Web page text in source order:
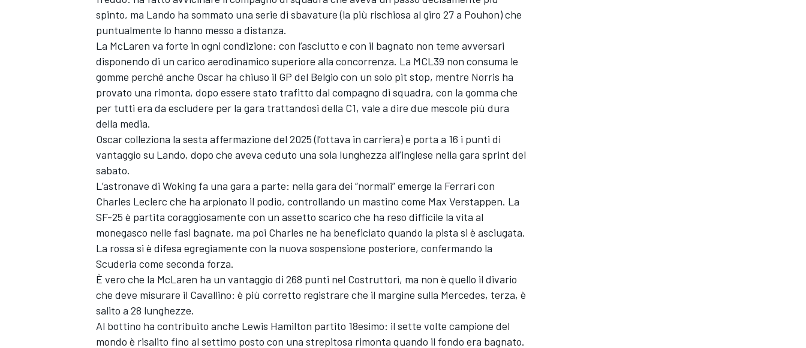
ENDURANCE/GT
spinto, ma Lando ha sommato una serie di sbavature (la più rischiosa al giro 27 a Pouhon) che
puntualmente lo hanno messo a distanza.
La McLaren va forte in ogni condizione: con l’asciutto e con il bagnato non teme avversari
disponendo di un carico aerodinamico superiore alla concorrenza. La MCL39 non consuma le
gomme perché anche Oscar ha chiuso il GP del Belgio con un solo pit stop, mentre Norris ha
provato una rimonta, dopo essere stato trafitto dal compagno di squadra, con la gomma che
per tutti era da escludere per la gara trattandosi della C1, vale a dire due mescole più dura
della media.
Oscar colleziona la sesta affermazione del 2025 (l’ottava in carriera) e porta a 16 i punti di
vantaggio su Lando, dopo che aveva ceduto una sola lunghezza all’inglese nella gara sprint del
sabato.
L’astronave di Woking fa una gara a parte: nella gara dei “normali” emerge la Ferrari con
Charles Leclerc che ha arpionato il podio, controllando un mastino come Max Verstappen. La
SF-25 è partita coraggiosamente con un assetto scarico che ha reso difficile la vita al
monegasco nelle fasi bagnate, ma poi Charles ne ha beneficiato quando la pista si è asciugata.
La rossa si è difesa egregiamente con la nuova sospensione posteriore, confermando la
Scuderia come seconda forza.
È vero che la McLaren ha un vantaggio di 268 punti nel Costruttori, ma non è quello il divario
che deve misurare il Cavallino: è più corretto registrare che il margine sulla Mercedes, terza, è
salito a 28 lunghezze.
Al bottino ha contribuito anche Lewis Hamilton partito 18esimo: il sette volte campione del
mondo è risalito fino al settimo posto con una strepitosa rimonta quando il fondo era bagnato.